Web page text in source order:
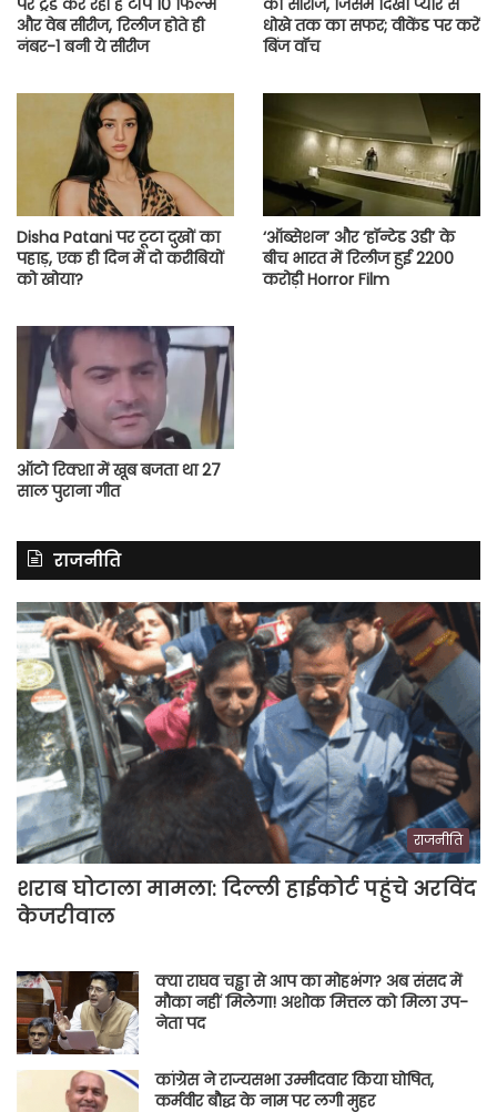
पर ट्रेंड कर रही हैं टॉप 10 फिल्में
और वेब सीरीज, रिलीज होते ही
नंबर-1 बनी ये सीरीज
की सीरीज, जिसमें दिखा प्यार से
धोखे तक का सफर; वीकेंड पर करें
बिंज वॉच
Disha Patani पर टूटा दुखों का
पहाड़, एक ही दिन में दो करीबियों
को खोया?
‘ऑब्सेशन’ और ‘हॉन्टेड 3डी’ के
बीच भारत में रिलीज हुई 2200
करोड़ी Horror Film
ऑटो रिक्शा में खूब बजता था 27
साल पुराना गीत
राजनीति
राजनीति
शराब घोटाला मामला: दिल्ली हाईकोर्ट पहुंचे अरविंद
केजरीवाल
क्या राघव चड्ढा से आप का मोहभंग? अब संसद में
मौका नहीं मिलेगा! अशोक मित्तल को मिला उप-
नेता पद
कांग्रेस ने राज्यसभा उम्मीदवार किया घोषित,
कर्मवीर बौद्ध के नाम पर लगी मुहर